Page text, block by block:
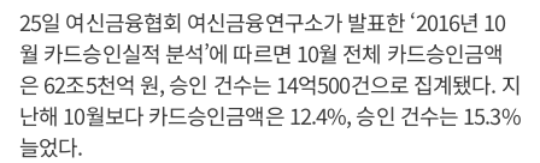
25일 여신금융협회 여신금융연구소가 발표한 ‘2016년 10
월 카드승인실적 분석’에 따르면 10월 전체 카드승인금액
은 62조5천억 원, 승인 건수는 14억500건으로 집계됐다. 지
난해 10월보다 카드승인금액은 12.4%, 승인 건수는 15.3%
늘었다.